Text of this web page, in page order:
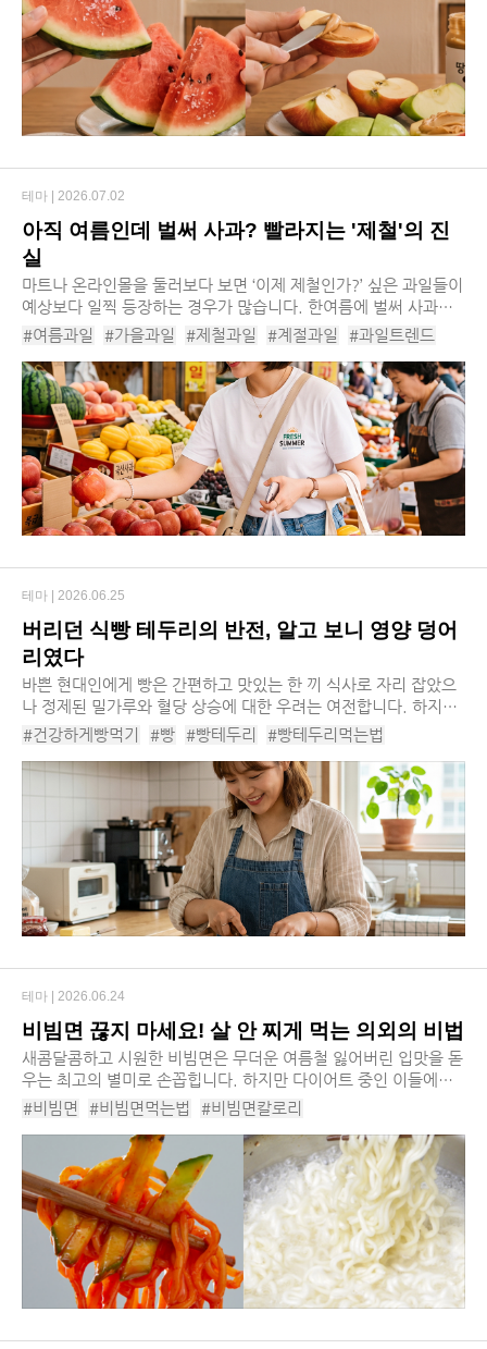
아직 여름인데 벌써 사과? 빨라지는 '제철'의 진
실
마트나 온라인몰을 둘러보다 보면 ‘이제 제철인가?’ 싶은 과일들이
예상보다 일찍 등장하는 경우가 많습니다. 한여름에 벌써 사과와
배가 나오고, 가을이면 겨울 딸기를 쉽게 만나볼 수 있습니다. 기
#여름과일 #가을과일 #제철과일 #계절과일
#과일트렌드
#제철과일시기 #여름과일시기 #가을과일시기 #하우스과일
#스마트팜 #제철트렌드 #수박 #사과 #딸기 #프리미엄과일
테마 | 2026.07.02
버리던 식빵 테두리의 반전, 알고 보니 영양 덩어
리였다
바쁜 현대인에게 빵은 간편하고 맛있는 한 끼 식사로 자리 잡았으
나 정제된 밀가루와 혈당 상승에 대한 우려는 여전합니다. 하지만
우리가 무심코 잘라 버리던 식빵 테두리에 놀라운 건강 효능이 숨
#건강하게빵먹기 #빵 #빵테두리
#빵테두리먹는법
#빵테두리레시피 #빵효능 #빵영양소 #빵섭취방법
#빵혈당 #잡곡빵 #잡곡식빵 #얼린빵
#올리브유 #발사믹식초
테마 | 2026.06.25
비빔면 끊지 마세요! 살 안 찌게 먹는 의외의 비법
새콤달콤하고 시원한 비빔면은 무더운 여름철 잃어버린 입맛을 돋
우는 최고의 별미로 손꼽힙니다. 하지만 다이어트 중인 이들에게
정제 탄수화물 유탕면과 당류가 가득한 비빔 소스는 체중 감량의
#비빔면 #비빔면먹는법
#비빔면칼로리
#비빔면살안찌게먹는법 #비빔면종류 #비빔면레시피
#비빔면소스 #건면비빔면 #비빔면제품 #비빔면토핑
#비빔면혈당 #비빔면액상과당
테마 | 2026.06.24